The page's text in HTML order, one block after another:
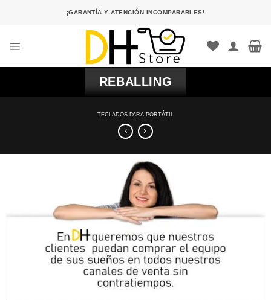
¡GARANTÍA Y ATENCIÓN INCOMPARABLES!
REBALLING
TECLADOS PARA PORTÁTIL